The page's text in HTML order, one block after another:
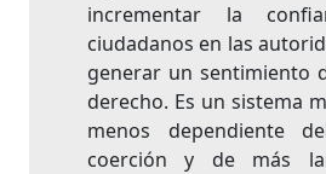
incrementar la
ciudadanos en las
generar un sentimiento
derecho. Es un sistema
menos dependiente
coerción y de más